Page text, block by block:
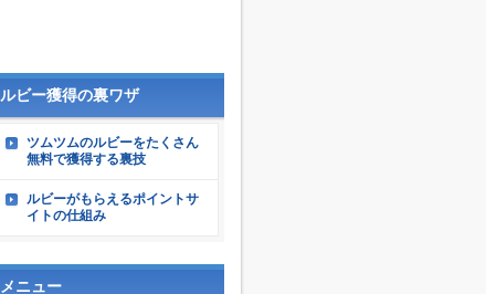
ルビー獲得の裏ワザ
ツムツムのルビーをたくさん
無料で獲得する裏技
ルビーがもらえるポイントサ
イトの仕組み
メニュー